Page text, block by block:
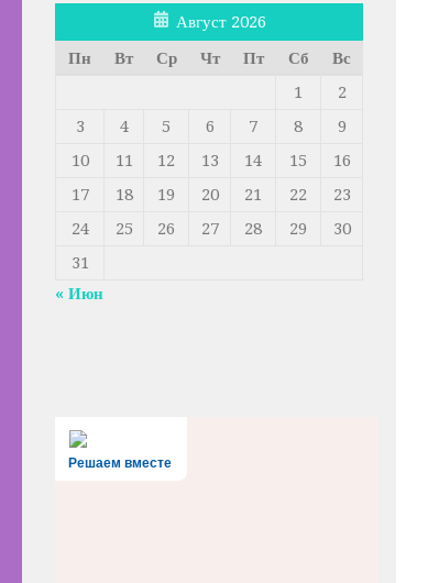
Август 2026
Пн
Вт Ср Чт Пт Сб
Вс
1
2
3
4 5 6 7 8
9
10
11 12 13 14 15
16
17
18 19 20 21 22
23
24
25 26 27 28 29
30
31
« Июн
Решаем вместе